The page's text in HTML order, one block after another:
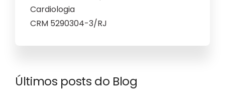
Cardiologia
CRM 5290304-3/RJ
Últimos posts do Blog